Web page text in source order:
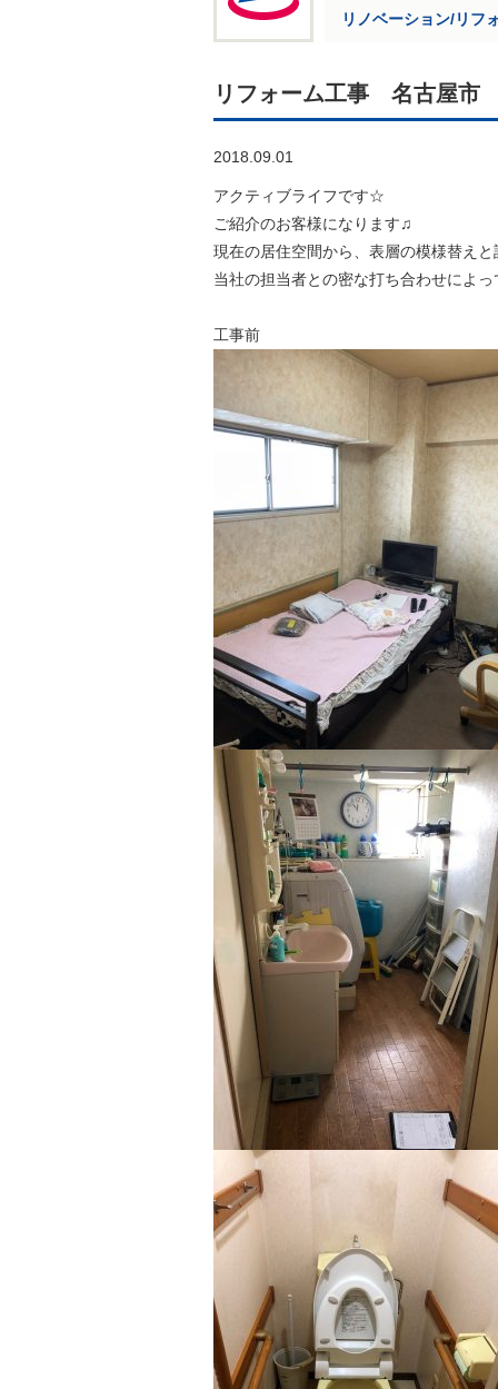
リノベーション/リフ
リフォーム工事 名古屋市
2018.09.01
アクティブライフです☆
ご紹介のお客様になります♫
現在の居住空間から、表層の模様替え
当社の担当者との密な打ち合わせによ
工事前